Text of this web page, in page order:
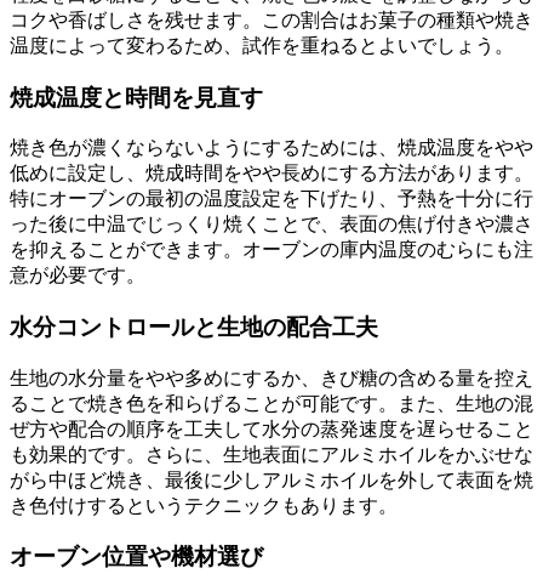
コクや香ばしさを残せます。この割合はお菓子の種類や焼き
温度によって変わるため、試作を重ねるとよいでしょう。
焼成温度と時間を見直す
焼き色が濃くならないようにするためには、焼成温度をやや
低めに設定し、焼成時間をやや長めにする方法があります。
特にオーブンの最初の温度設定を下げたり、予熱を十分に行
った後に中温でじっくり焼くことで、表面の焦げ付きや濃さ
を抑えることができます。オーブンの庫内温度のむらにも注
意が必要です。
水分コントロールと生地の配合工夫
生地の水分量をやや多めにするか、きび糖の含める量を控え
ることで焼き色を和らげることが可能です。また、生地の混
ぜ方や配合の順序を工夫して水分の蒸発速度を遅らせること
も効果的です。さらに、生地表面にアルミホイルをかぶせな
がら中ほど焼き、最後に少しアルミホイルを外して表面を焼
き色付けするというテクニックもあります。
オーブン位置や機材選び